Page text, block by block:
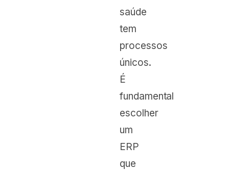
saúde
tem
processos
únicos.
É
fundamental
escolher
um
ERP
que